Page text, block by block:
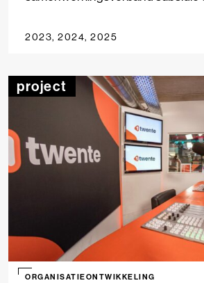
Lokale Publieke Media-instellingen.
2023, 2024, 2025
project
ORGANISATIEONTWIKKELING